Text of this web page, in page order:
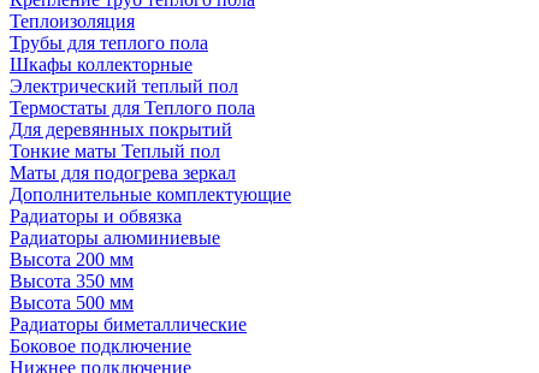
Теплоизоляция
Трубы для теплого пола
Шкафы коллекторные
Электрический теплый пол
Термостаты для Теплого пола
Для деревянных покрытий
Тонкие маты Теплый пол
Маты для подогрева зеркал
Дополнительные комплектующие
Радиаторы и обвязка
Радиаторы алюминиевые
Высота 200 мм
Высота 350 мм
Высота 500 мм
Радиаторы биметаллические
Боковое подключение
Нижнее подключение